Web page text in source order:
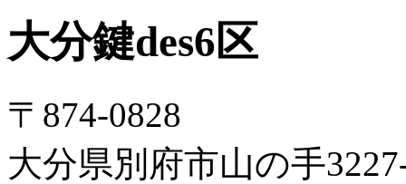
大分鍵des6区
〒874-0828
大分県別府市山の手